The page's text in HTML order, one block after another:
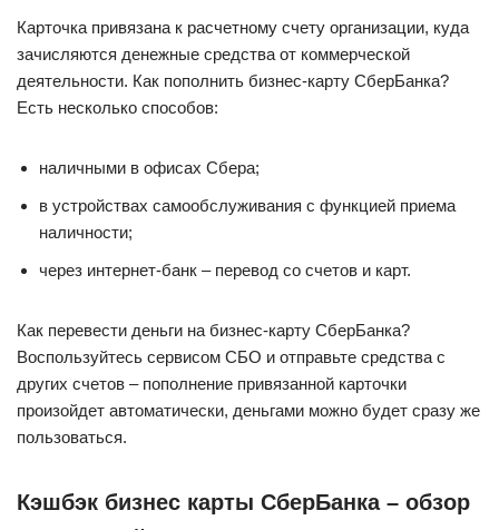
Карточка привязана к расчетному счету организации, куда
зачисляются денежные средства от коммерческой
деятельности. Как пополнить бизнес-карту СберБанка?
Есть несколько способов:
наличными в офисах Сбера;
в устройствах самообслуживания с функцией приема
наличности;
через интернет-банк – перевод со счетов и карт.
Как перевести деньги на бизнес-карту СберБанка?
Воспользуйтесь сервисом СБО и отправьте средства с
других счетов – пополнение привязанной карточки
произойдет автоматически, деньгами можно будет сразу же
пользоваться.
Кэшбэк бизнес карты СберБанка – обзор